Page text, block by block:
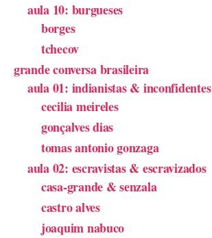
aula 10: burgueses
borges
tchecov
grande conversa brasileira
aula 01: indianistas & inconfidentes
cecilia meireles
gonçalves dias
tomas antonio gonzaga
aula 02: escravistas & escravizados
casa-grande & senzala
castro alves
joaquim nabuco